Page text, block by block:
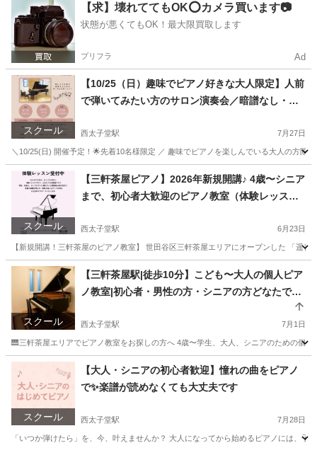
東京 世田谷区 西太子堂駅 ピアノ プロフィール
【求】壊れててもOK⭕️カメラ買います📷
状態が悪くてもOK！最大限買取します
プリフラ Ad
スクール
【10/25（日）趣味でピアノ好きな大人限定】人前
で弾いてみたい方のサロン演奏会／暗譜なし・ミ
西太子堂駅 7月27日
＼10/25(日) 開催予定！🌟先着10名様限定 ／ 趣味でピアノを楽しんでいる大人の方
東京 世田谷区 西太子堂駅 ピアノ サロン
スクール
【三軒茶屋ピアノ】2026年新規開講♪ 4歳〜シニア
まで、初心者大歓迎のピアノ教室（体験レッスン
西太子堂駅 6月23日
【新規開講！三軒茶屋のピアノ教室】 世田谷区三軒茶屋エリアにオープンした 「遥
東京 世田谷区 西太子堂駅 ピアノ シニア
スクール
【三軒茶屋駅|徒歩10分】こども〜大人の個人ピア
ノ教室|初心者・男性の方・シニアの方どなたでも
西太子堂駅 7月1日
🎹三軒茶屋エリアでピアノ教室をお探しの方へ 4歳〜学生、大人、シニアのための個
東京 世田谷区 西太子堂駅 ピアノ レッスン
スクール
【大人・シニアの初心者歓迎】憧れの曲をピアノ
で✨楽譜が読めなくても大丈夫です
西太子堂駅 7月28日
「いつか弾けたら」を、今、叶えませんか？ 大人になってから始めるピアノには、